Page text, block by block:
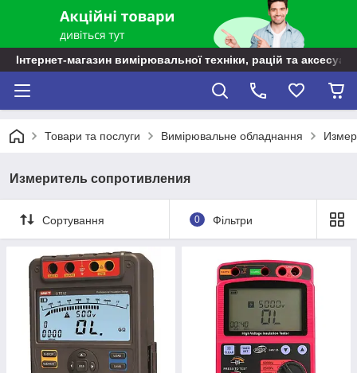
Інтернет-магазин вимірювальної техніки, рацій та
Товари та послуги Вимірювальне обладнання
Измеритель сопротивления
Сортування 0 Фільтри